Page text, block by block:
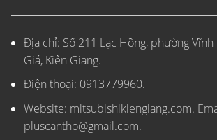
Địa chỉ: Số 211 Lạc Hồng, phường Vĩnh
Giá, Kiên Giang.
Điện thoại: 0913779960.
Website: mitsubishikiengiang.com.
pluscantho@gmail.com.